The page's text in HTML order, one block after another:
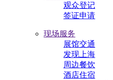
观众登记
签证申请
现场服务
展馆交通
发现上海
周边餐饮
酒店住宿